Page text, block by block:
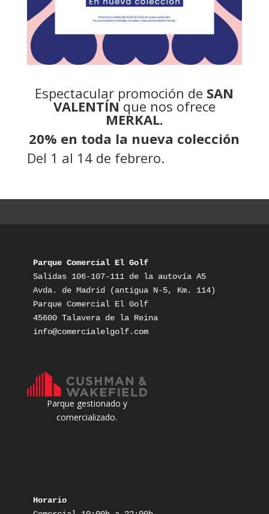
Espectacular promoción de SAN
VALENTÍN que nos ofrece
MERKAL.
20% en toda la nueva colección
Del 1 al 14 de febrero.
Parque Comercial El Golf
Salidas 106-107-111 de la autovía A5
Avda. de Madrid (antigua N-5, Km. 114)
Parque Comercial El Golf
45600 Talavera de la Reina
info@comercialelgolf.com
Parque gestionado y
comercializado.
Horario